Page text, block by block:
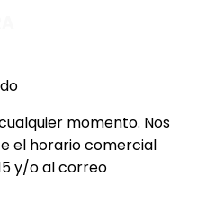
momento. Nos
el horario comercial
y/o al correo